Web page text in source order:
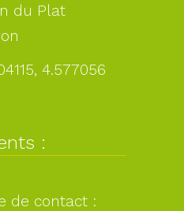
du Plat
4.577056
:
de contact :